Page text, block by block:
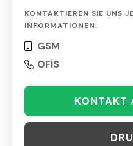
KONTAKTIEREN SIE UNS
INFORMATIONEN.
GSM
OFİS
KONTAKT